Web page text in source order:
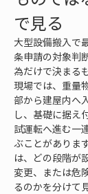
で見る
大型設備搬入で
条申請の対象判
為だけで決まる
現場では、重量
部から建屋内へ
し、基礎に据え
試運転へ進む一
ぶことがありま
は、どの段階が
変更、または危
るのかを分けて